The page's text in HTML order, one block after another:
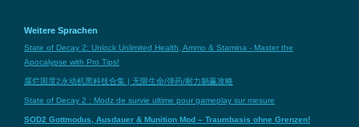
Weitere Sprachen
State of Decay 2: Unlock Unlimited Health, Ammo & Stamina - Master the
Apocalypse with Pro Tips!
腐烂国度2永动机黑科技合集 | 无限生命/弹药/耐力躺赢攻略
State of Decay 2 : Modz de survie ultime pour gameplay sur mesure
SOD2 Gottmodus, Ausdauer & Munition Mod – Traumbasis ohne Grenzen!